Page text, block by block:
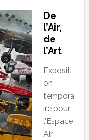
De
l’Air,
de
l’Art
Expositi
on
tempora
ire pour
l’Espace
Air